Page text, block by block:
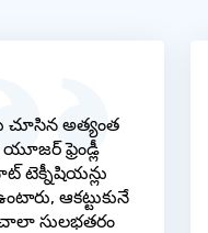
చూసిన అత్యంత
ఫ్రెండ్లీ
టెక్నీషియన్లు
ఆకట్టుకునే
చాలా సులభతరం